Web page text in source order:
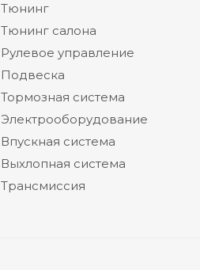
Тюнинг
Тюнинг салона
Рулевое управление
Подвеска
Тормозная система
Электрооборудование
Впускная система
Выхлопная система
Трансмиссия